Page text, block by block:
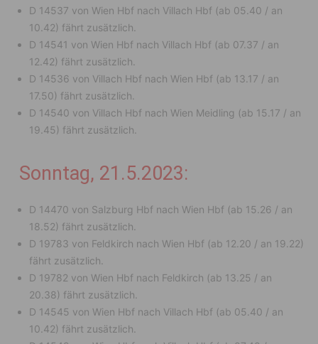
D 14537 von Wien Hbf nach Villach Hbf (ab 05.40 / an
10.42) fährt zusätzlich.
D 14541 von Wien Hbf nach Villach Hbf (ab 07.37 / an
12.42) fährt zusätzlich.
D 14536 von Villach Hbf nach Wien Hbf (ab 13.17 / an
17.50) fährt zusätzlich.
D 14540 von Villach Hbf nach Wien Meidling (ab 15.17 / an
19.45) fährt zusätzlich.
Sonntag, 21.5.2023:
D 14470 von Salzburg Hbf nach Wien Hbf (ab 15.26 / an
18.52) fährt zusätzlich.
D 19783 von Feldkirch nach Wien Hbf (ab 12.20 / an 19.22)
fährt zusätzlich.
D 19782 von Wien Hbf nach Feldkirch (ab 13.25 / an
20.38) fährt zusätzlich.
D 14545 von Wien Hbf nach Villach Hbf (ab 05.40 / an
10.42) fährt zusätzlich.